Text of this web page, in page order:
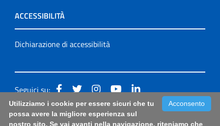
ACCESSIBILITÀ
Dichiarazione di accessibilità
Seguici su:
Accessibilità: form di segnalazione di prima istanza per
Acconsento
Utilizziamo i cookie per essere sicuri che tu
possa avere la migliore esperienza sul
nostro sito. Se vai avanti nella navigazione, riteniamo che